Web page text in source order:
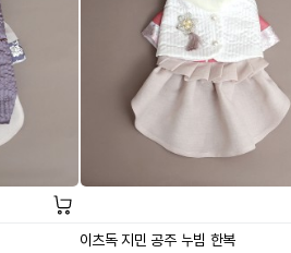
이츠독 지민 공주 누빔 한복